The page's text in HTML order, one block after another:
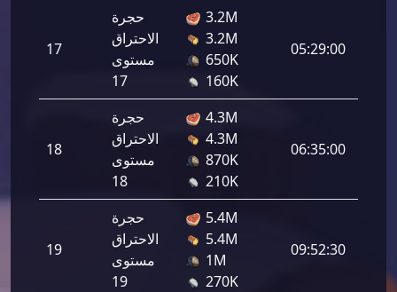
17
حجرة
الاحتراق
مستوى
17
3.2M
3.2M
650K
160K
05:29:00
18
حجرة
الاحتراق
مستوى
18
4.3M
4.3M
870K
210K
06:35:00
19
حجرة
الاحتراق
مستوى
19
5.4M
5.4M
1M
270K
09:52:30